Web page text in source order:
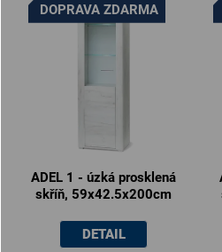
DOPRAVA ZDARMA
ADEL 1 - úzká prosklená
skříň, 59x42.5x200cm
DETAIL